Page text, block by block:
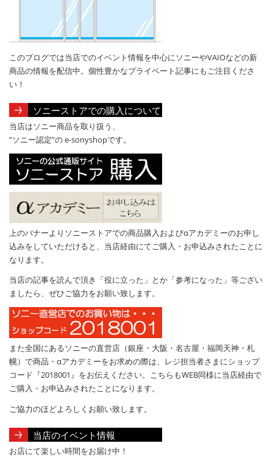
このブログでは当店でのイベント情報を中心にソニーやVAIOなどの新
商品の情報を配信中。個性豊かなプライベート記事にもご注目くださ
い！
ソニーストアでの購入について
当店はソニー商品を取り扱う、
”ソニー認定”の e-sonyshopです。
上のバナーよりソニーストアでの商品購入およびαアカデミーのお申し
込みをしていただけると、当店経由にてご購入・お申込みされたことに
なります。
当店の記事を読んで頂き「役に立った」とか「参考になった」等ござい
ましたら、ぜひご協力をお願い致します。
また全国にあるソニーの直営店（銀座・大阪・名古屋・福岡天神・札
幌）で商品・αアカデミーをお求めの際は、レジ担当者さまにショップ
コード『2018001』をお伝えください。こちらもWEB同様に当店経由で
ご購入・お申込みされたことになります。
ご協力のほどよろしくお願い致します。
当店のイベント情報
お店にて楽しい時間をお届け中！